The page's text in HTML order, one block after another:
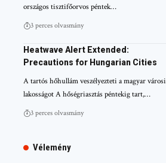
országos tisztifőorvos péntek…
3 perces olvasmány
Heatwave Alert Extended:
Precautions for Hungarian Cities
A tartós hőhullám veszélyezteti a magyar városi
lakosságot A hőségriasztás péntekig tart,…
3 perces olvasmány
Vélemény